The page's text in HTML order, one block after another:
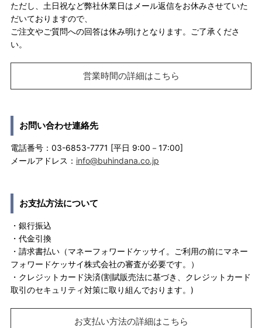
ただし、土日祝など弊社休業日はメール返信をお休みさせていた
だいておりますので、
ご注文やご質問への回答は休み明けとなります。ご了承くださ
い。
営業時間の詳細はこちら
お問い合わせ連絡先
電話番号：03-6853-7771 [平日 9:00－17:00]
メールアドレス： info@buhindana.co.jp
お支払方法について
・銀行振込
・代金引換
・請求書払い（マネーフォワードケッサイ。ご利用の前にマネー
フォワードケッサイ株式会社の審査が必要です。）
・クレジットカード決済(割賦販売法に基づき、クレジットカード
取引のセキュリティ対策に取り組んでおります。)
お支払い方法の詳細はこちら